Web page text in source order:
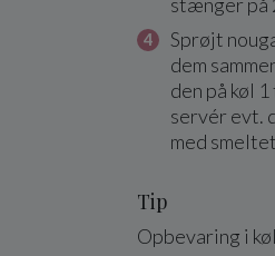
Sprøjt
dem
den på køl
servér evt.
med
Tip
Opbevaring i